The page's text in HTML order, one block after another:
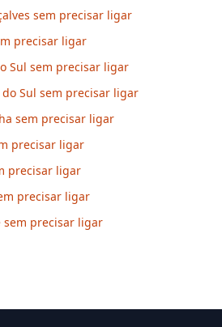
sem precisar ligar
precisar ligar
Sul sem precisar ligar
do Sul sem precisar ligar
sem precisar ligar
precisar ligar
precisar ligar
precisar ligar
sem precisar ligar